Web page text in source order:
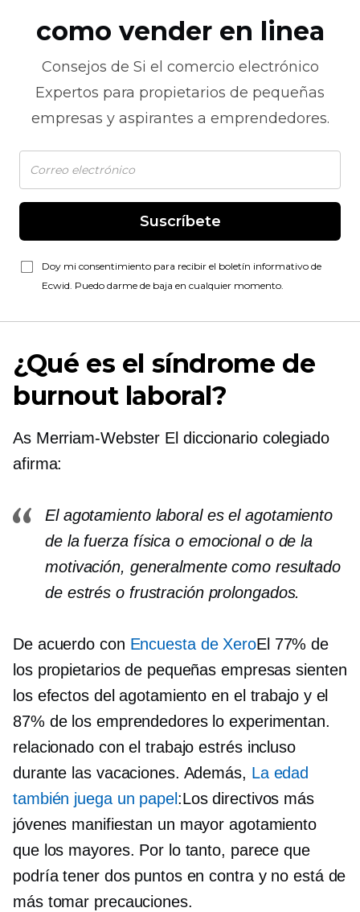
como vender en linea
Consejos de Si el comercio electrónico
Expertos para propietarios de pequeñas
empresas y aspirantes a emprendedores.
Suscríbete
Doy mi consentimiento para recibir el boletín informativo de
Ecwid. Puedo darme de baja en cualquier momento.
¿Qué es el síndrome de
burnout laboral?
As Merriam-Webster El diccionario colegiado
afirma:
El agotamiento laboral es el agotamiento
de la fuerza física o emocional o de la
motivación, generalmente como resultado
de estrés o frustración prolongados.
De acuerdo con Encuesta de XeroEl 77% de
los propietarios de pequeñas empresas sienten
los efectos del agotamiento en el trabajo y el
87% de los emprendedores lo experimentan.
relacionado con el trabajo estrés incluso
durante las vacaciones. Además, La edad
también juega un papel :Los directivos más
jóvenes manifiestan un mayor agotamiento
que los mayores. Por lo tanto, parece que
podría tener dos puntos en contra y no está de
más tomar precauciones.